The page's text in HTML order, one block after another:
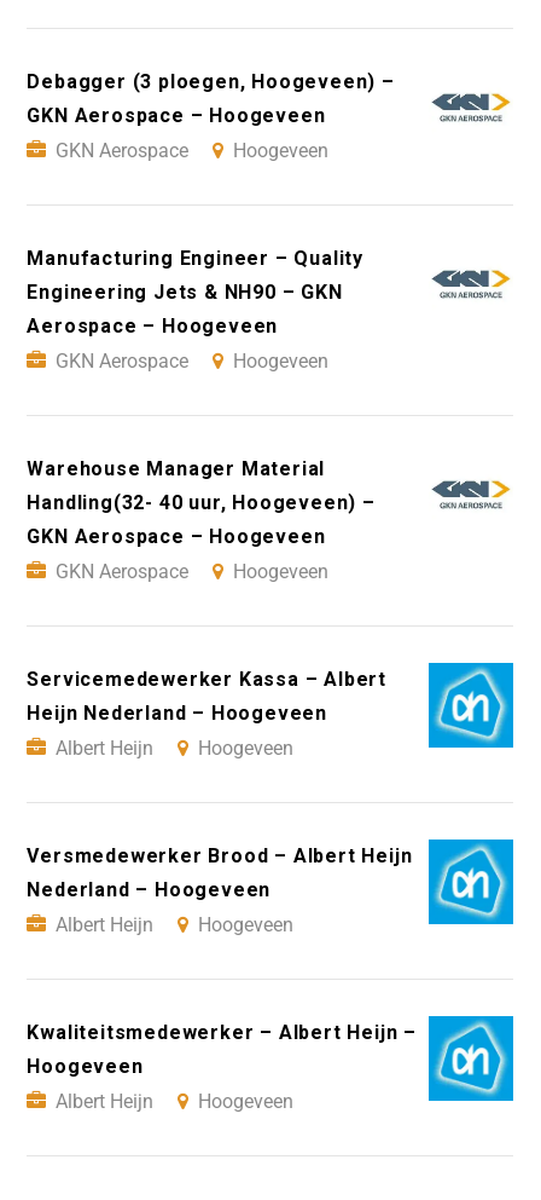
Debagger (3 ploegen, Hoogeveen) –
GKN Aerospace – Hoogeveen
GKN Aerospace
Hoogeveen
Manufacturing Engineer – Quality
Engineering Jets & NH90 – GKN
Aerospace – Hoogeveen
GKN Aerospace
Hoogeveen
Warehouse Manager Material
Handling(32- 40 uur, Hoogeveen) –
GKN Aerospace – Hoogeveen
GKN Aerospace
Hoogeveen
Servicemedewerker Kassa – Albert
Heijn Nederland – Hoogeveen
Albert Heijn
Hoogeveen
Versmedewerker Brood – Albert Heijn
Nederland – Hoogeveen
Albert Heijn
Hoogeveen
Kwaliteitsmedewerker – Albert Heijn –
Hoogeveen
Albert Heijn
Hoogeveen